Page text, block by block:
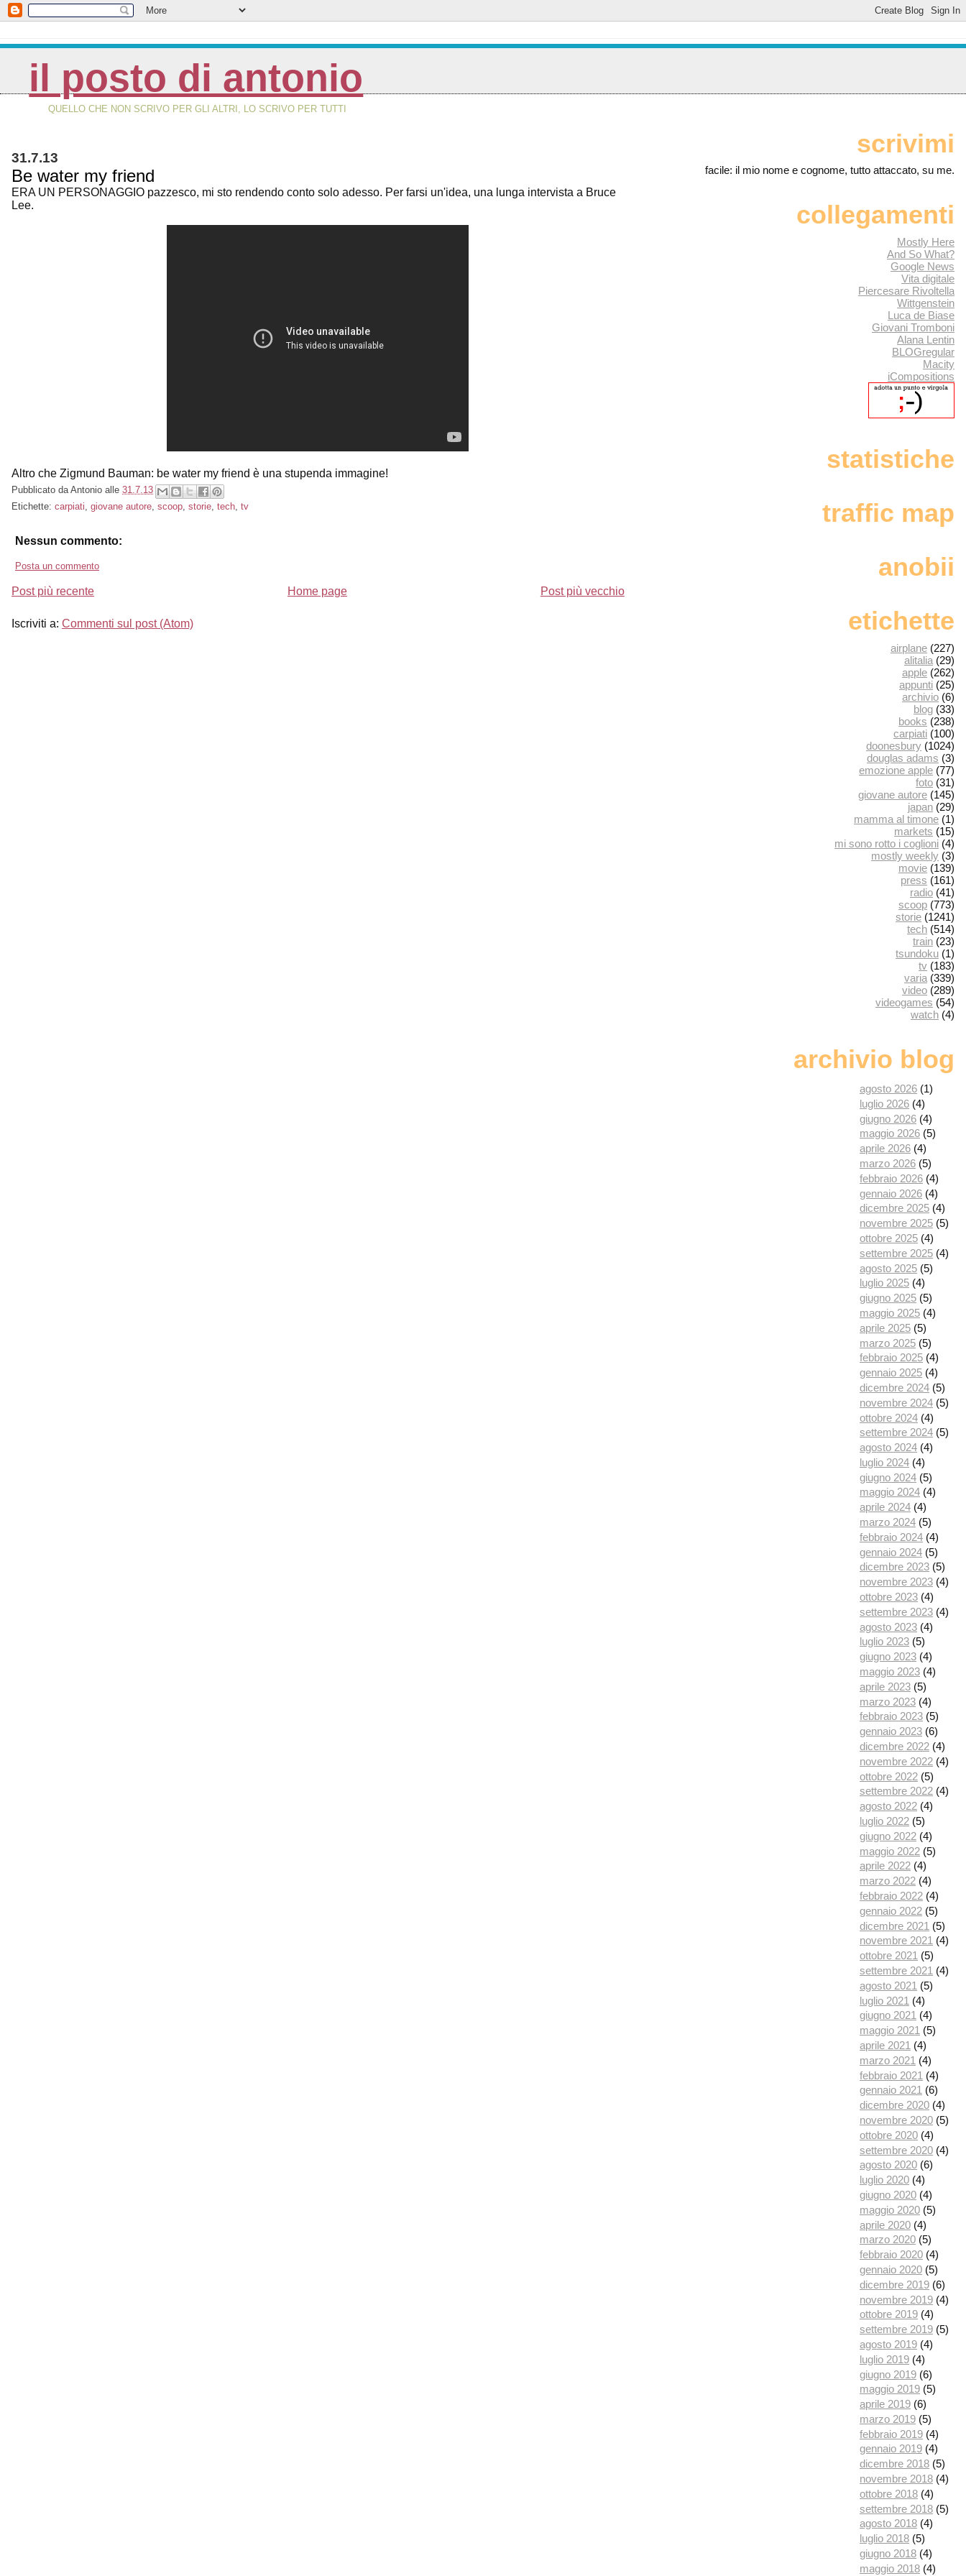
il posto di antonio
QUELLO CHE NON SCRIVO PER GLI ALTRI, LO SCRIVO PER TUTTI
31.7.13
Be water my friend
ERA UN PERSONAGGIO pazzesco, mi sto rendendo conto solo adesso. Per farsi un'idea, una lunga intervista a Bruce
Lee.
Altro che Zigmund Bauman: be water my friend è una stupenda immagine!
Pubblicato da Antonio alle 31.7.13
Etichette: carpiati, giovane autore, scoop, storie, tech, tv
Nessun commento:
Posta un commento
Post più recente Post più vecchio
Home page
Iscriviti a: Commenti sul post (Atom)
scrivimi
facile: il mio nome e cognome, tutto attaccato, su me.
collegamenti
Mostly Here
And So What?
Google News
Vita digitale
Piercesare Rivoltella
Wittgenstein
Luca de Biase
Giovani Tromboni
Alana Lentin
BLOGregular
Macity
iCompositions
statistiche
traffic map
anobii
etichette
airplane (227)
alitalia (29)
apple (262)
appunti (25)
archivio (6)
blog (33)
books (238)
carpiati (100)
doonesbury (1024)
douglas adams (3)
emozione apple (77)
foto (31)
giovane autore (145)
japan (29)
mamma al timone (1)
markets (15)
mi sono rotto i coglioni (4)
mostly weekly (3)
movie (139)
press (161)
radio (41)
scoop (773)
storie (1241)
tech (514)
train (23)
tsundoku (1)
tv (183)
varia (339)
video (289)
videogames (54)
watch (4)
archivio blog
agosto 2026 (1)
luglio 2026 (4)
giugno 2026 (4)
maggio 2026 (5)
aprile 2026 (4)
marzo 2026 (5)
febbraio 2026 (4)
gennaio 2026 (4)
dicembre 2025 (4)
novembre 2025 (5)
ottobre 2025 (4)
settembre 2025 (4)
agosto 2025 (5)
luglio 2025 (4)
giugno 2025 (5)
maggio 2025 (4)
aprile 2025 (5)
marzo 2025 (5)
febbraio 2025 (4)
gennaio 2025 (4)
dicembre 2024 (5)
novembre 2024 (5)
ottobre 2024 (4)
settembre 2024 (5)
agosto 2024 (4)
luglio 2024 (4)
giugno 2024 (5)
maggio 2024 (4)
aprile 2024 (4)
marzo 2024 (5)
febbraio 2024 (4)
gennaio 2024 (5)
dicembre 2023 (5)
novembre 2023 (4)
ottobre 2023 (4)
settembre 2023 (4)
agosto 2023 (4)
luglio 2023 (5)
giugno 2023 (4)
maggio 2023 (4)
aprile 2023 (5)
marzo 2023 (4)
febbraio 2023 (5)
gennaio 2023 (6)
dicembre 2022 (4)
novembre 2022 (4)
ottobre 2022 (5)
settembre 2022 (4)
agosto 2022 (4)
luglio 2022 (5)
giugno 2022 (4)
maggio 2022 (5)
aprile 2022 (4)
marzo 2022 (4)
febbraio 2022 (4)
gennaio 2022 (5)
dicembre 2021 (5)
novembre 2021 (4)
ottobre 2021 (5)
settembre 2021 (4)
agosto 2021 (5)
luglio 2021 (4)
giugno 2021 (4)
maggio 2021 (5)
aprile 2021 (4)
marzo 2021 (4)
febbraio 2021 (4)
gennaio 2021 (6)
dicembre 2020 (4)
novembre 2020 (5)
ottobre 2020 (4)
settembre 2020 (4)
agosto 2020 (6)
luglio 2020 (4)
giugno 2020 (4)
maggio 2020 (5)
aprile 2020 (4)
marzo 2020 (5)
febbraio 2020 (4)
gennaio 2020 (5)
dicembre 2019 (6)
novembre 2019 (4)
ottobre 2019 (4)
settembre 2019 (5)
agosto 2019 (4)
luglio 2019 (4)
giugno 2019 (6)
maggio 2019 (5)
aprile 2019 (6)
marzo 2019 (5)
febbraio 2019 (4)
gennaio 2019 (4)
dicembre 2018 (5)
novembre 2018 (4)
ottobre 2018 (4)
settembre 2018 (5)
agosto 2018 (4)
luglio 2018 (5)
giugno 2018 (4)
maggio 2018 (4)